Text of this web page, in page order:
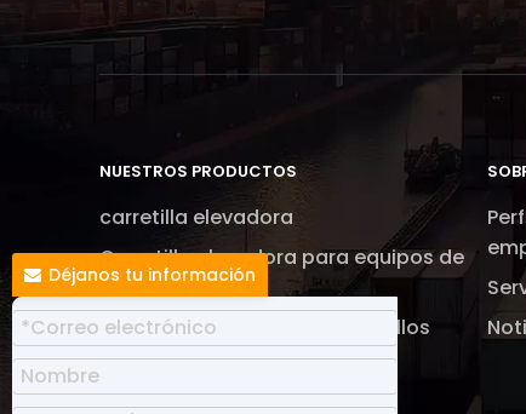
NUESTROS PRODUCTOS
carretilla elevadora
Carretilla elevadora para equipos de
almacén
Carretilla elevadora para pasillos
estrechos
Tractores de remolque
Déjanos tu información